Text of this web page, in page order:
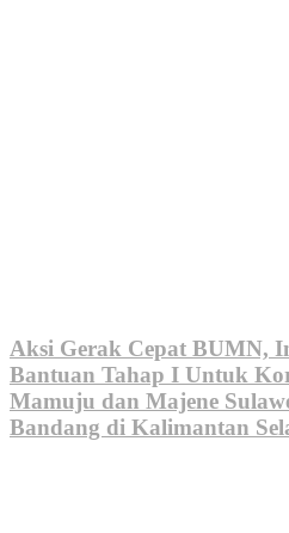
Aksi Gerak Cepat BUMN,
Bantuan Tahap I Untuk
Mamuju dan Majene
Bandang di Kalimantan